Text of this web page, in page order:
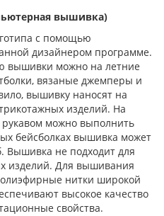
вышивка)
с помощью
дизайнером программе.
вышивки можно на летние
вязаные джемперы и
вышивку наносят на
изделий. На
рукавом можно выполнить
бейсболках вышивка может
Вышивка не подходит для
изделий. Для вышивания
нитки широкой
высокое качество
свойства.